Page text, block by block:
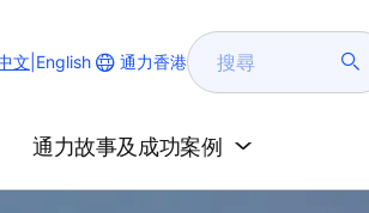
文 English 通力香港
搜
尋
通力故事及成功案例